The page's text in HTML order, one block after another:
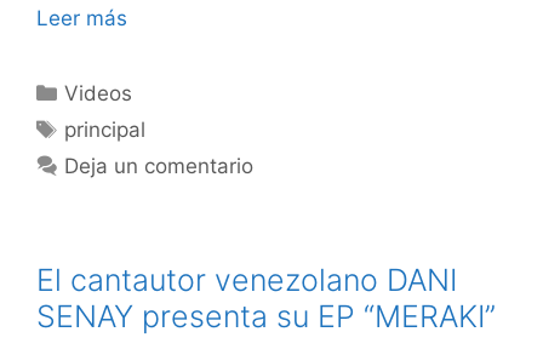
Leer más
Videos
principal
Deja un comentario
El cantautor venezolano DANI
SENAY presenta su EP “MERAKI”